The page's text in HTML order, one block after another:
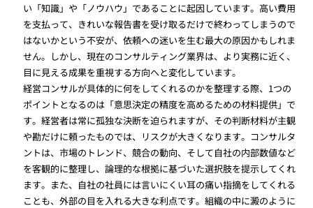
い「知識」や「ノウハウ」であることに起因しています。高い費用
を支払って、きれいな報告書を受け取るだけで終わってしまうので
はないかという不安が、依頼への迷いを生む最大の原因かもしれま
せん。しかし、現在のコンサルティング業界は、より実務に近く、
目に見える成果を重視する方向へと変化しています。
経営コンサルが具体的に何をしてくれるのかを整理する際、1つの
ポイントとなるのは「意思決定の精度を高めるための材料提供」で
す。経営者は常に孤独な決断を迫られますが、その判断材料が主観
や勘だけに頼ったものでは、リスクが大きくなります。コンサルタ
ントは、市場のトレンド、競合の動向、そして自社の内部数値など
を客観的に整理し、論理的な根拠に基づいた選択肢を提示してくれ
ます。また、自社の社員には言いにくい耳の痛い指摘をしてくれる
ことも、外部の目を入れる大きな利点です。組織の中に澱のように